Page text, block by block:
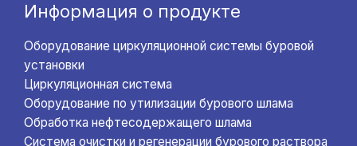
Информация о продукте
Оборудование циркуляционной системы буровой
установки
Циркуляционная система
Оборудование по утилизации бурового шлама
Обработка нефтесодержащего шлама
Система очистки и регенерации бурового раствора